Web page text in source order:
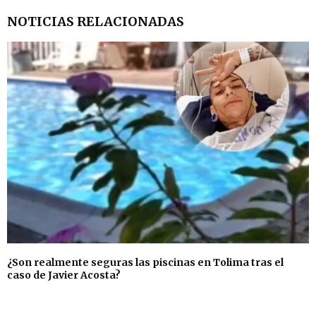
NOTICIAS RELACIONADAS
¿Son realmente seguras las piscinas en Tolima tras el
caso de Javier Acosta?